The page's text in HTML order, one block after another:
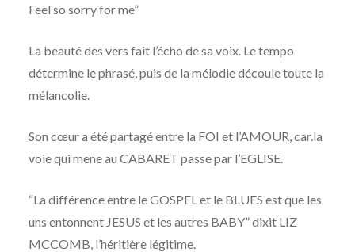
Feel so sorry for me”
La beauté des vers fait l’écho de sa voix. Le tempo
détermine le phrasé, puis de la mélodie découle toute la
mélancolie.
Son cœur a été partagé entre la FOI et l’AMOUR, car.la
voie qui mene au CABARET passe par l’EGLISE.
“La différence entre le GOSPEL et le BLUES est que les
uns entonnent JESUS et les autres BABY” dixit LIZ
MCCOMB, l’héritière légitime.